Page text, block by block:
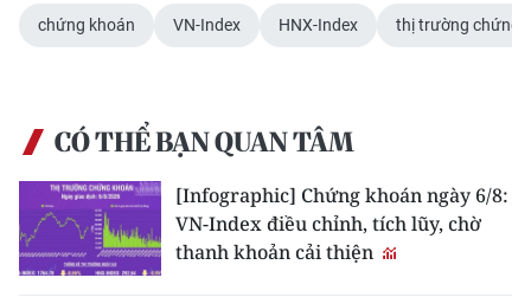
chứng khoán VN-Index HNX-Index thị trường chứng
CÓ THỂ BẠN QUAN TÂM
[Infographic] Chứng khoán ngày 6/8:
VN-Index điều chỉnh, tích lũy, chờ
thanh khoản cải thiện